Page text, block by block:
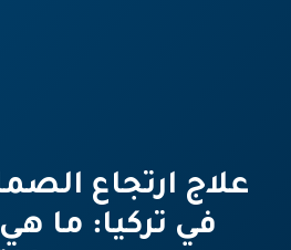
علاج ارتجاع
في تركيا: ما